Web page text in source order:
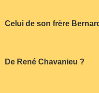
Celui de son frère
De René Chavanieu ?